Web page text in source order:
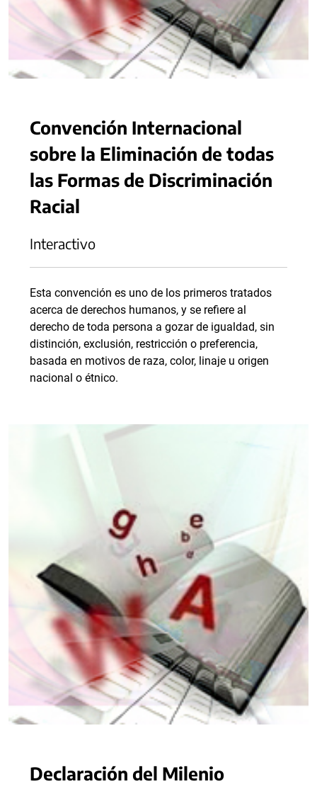
Convención Internacional
sobre la Eliminación de todas
las Formas de Discriminación
Racial
Interactivo
Esta convención es uno de los primeros tratados
acerca de derechos humanos, y se refiere al
derecho de toda persona a gozar de igualdad, sin
distinción, exclusión, restricción o preferencia,
basada en motivos de raza, color, linaje u origen
nacional o étnico.
Declaración del Milenio